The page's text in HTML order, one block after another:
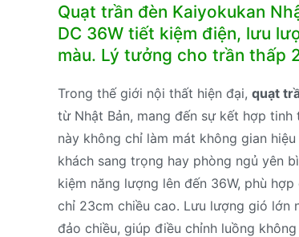
Quạt trần đèn Kaiyokukan
DC 36W tiết kiệm điện, lưu
màu. Lý tưởng cho trần thấp
Trong thế giới nội thất hiện đại, quạt
từ Nhật Bản, mang đến sự kết hợp
này không chỉ làm mát không gian
khách sang trọng hay phòng ngủ yên
kiệm năng lượng lên đến 36W, phù hợp
chỉ 23cm chiều cao. Lưu lượng gió lớn
đảo chiều, giúp điều chỉnh luồng